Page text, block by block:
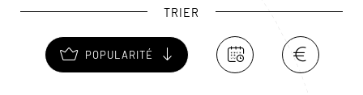
TRIER
POPULARITÉ